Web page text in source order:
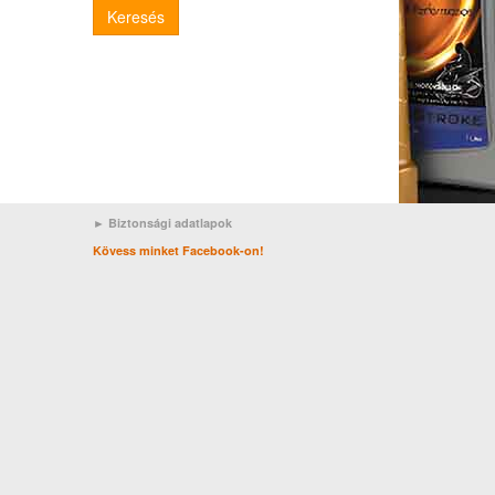
Keresés
► Biztonsági adatlapok
Kövess minket Facebook-on!